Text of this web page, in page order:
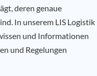
deren genaue
In unserem LIS Logistik
und Informationen
und Regelungen